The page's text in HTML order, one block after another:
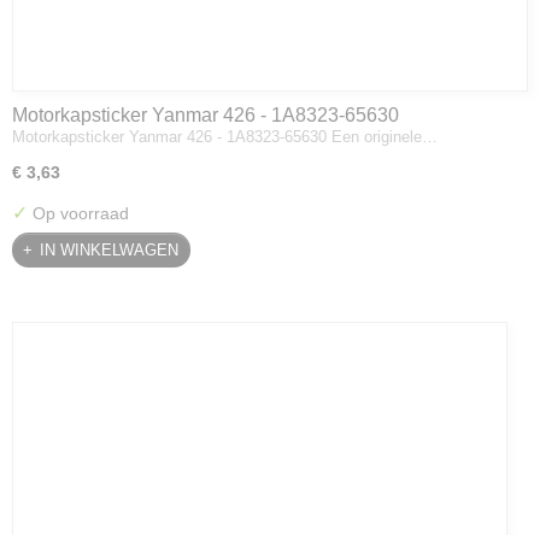
Motorkapsticker Yanmar 426 - 1A8323-65630
Motorkapsticker Yanmar 426 - 1A8323-65630 Een originele…
€ 3,63
✓ Op voorraad
IN WINKELWAGEN